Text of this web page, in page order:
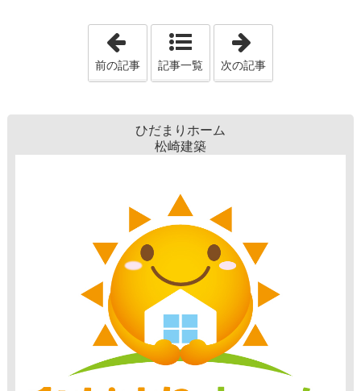
「ティファールはお気に入りです。」
前の記事 記事一覧 次の記事
ひだまりホーム
松崎建築